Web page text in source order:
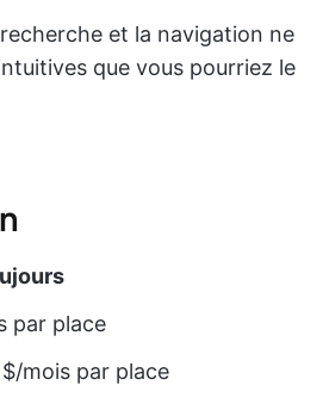
et la navigation ne
que vous pourriez le
par place
$/mois par place